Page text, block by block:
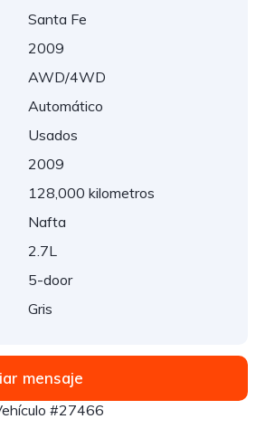
Santa Fe
2009
AWD/4WD
Automático
Usados
2009
128,000 kilometros
Nafta
2.7L
5-door
Gris
mensaje
#27466